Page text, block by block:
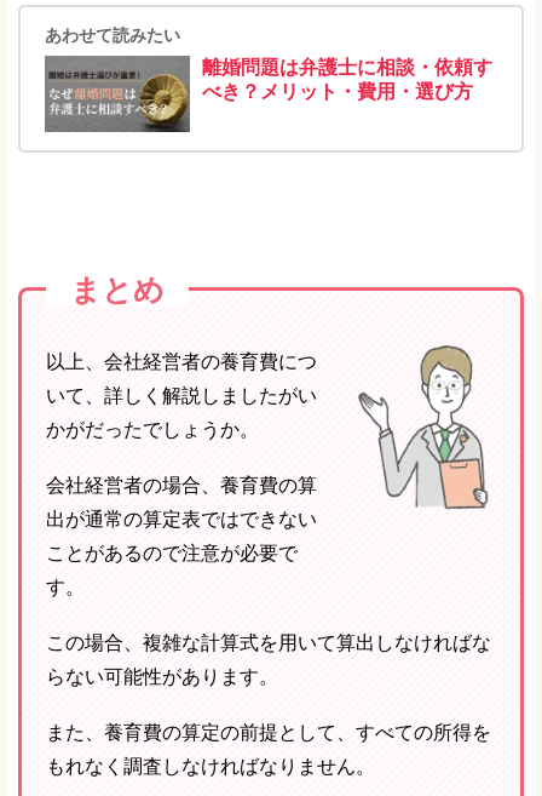
あわせて読みたい
離婚問題は弁護士に相談・依頼す
べき？メリット・費用・選び方
まとめ
以上、会社経営者の養育費につ
いて、詳しく解説しましたがい
かがだったでしょうか。
会社経営者の場合、養育費の算
出が通常の算定表ではできない
ことがあるので注意が必要で
す。
この場合、複雑な計算式を用いて算出しなければな
らない可能性があります。
また、養育費の算定の前提として、すべての所得を
もれなく調査しなければなりません。